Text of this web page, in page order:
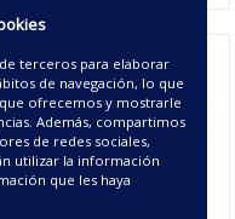
que puedes usar como
si la pones a a los pies
en las frías tardes de
y confortable de
de los animales del
y en los cuatro
terceros para elaborar
de navegación, lo que
ofrecemos y mostrarle
Además, compartimos
de redes sociales,
utilizar la información
que les haya